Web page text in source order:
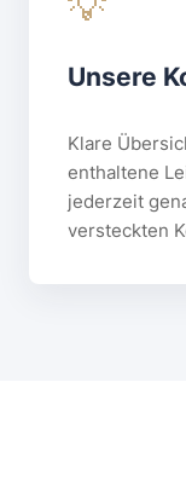
Unsere
Klare
enthaltene
jederzeit
versteckten